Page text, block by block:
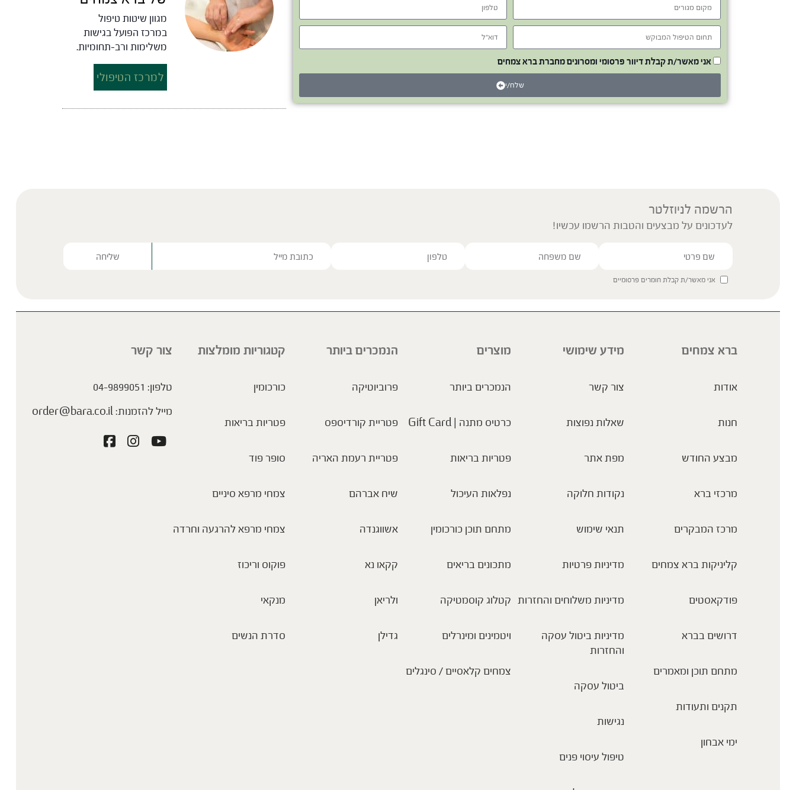
אני מאשר/ת קבלת דיוור פרסומי ומסרונים מחברת ברא צמחים
שלח/י
מגוון שיטות טיפול
במרכז הפועל בגישות
משלימות ורב-תחומיות.
למרכז הטיפולי
הרשמה לניוזלטר
לעדכונים על מבצעים והטבות הרשמו עכשיו!
אני מאשר/ת קבלת חומרים פרסומיים
ברא צמחים
אודות
חנות
מבצע החודש
מרכזי ברא
מרכז המבקרים
קליניקות ברא צמחים
פודקאסטים
דרושים בברא
מתחם תוכן ומאמרים
תקנים ותעודות
ימי אבחון
מידע שימושי
צור קשר
שאלות נפוצות
מפת אתר
נקודות חלוקה
תנאי שימוש
מדיניות פרטיות
מדיניות משלוחים והחזרות
מדיניות ביטול עסקה
והחזרות
ביטול עסקה
נגישות
טיפול עיסוי פנים
מוצרים
הנמכרים ביותר
כרטיס מתנה | Gift Card
פטריות בריאות
נפלאות העיכול
מתחם תוכן כורכומין
מתכונים בריאים
קטלוג קוסמטיקה
ויטמינים ומינרלים
צמחים קלאסיים / סינגלים
הנמכרים ביותר
פרוביוטיקה
פטריית קורדיספס
פטריית רעמת האריה
שיח אברהם
אשווגנדה
קקאו נא
ולריאן
גדילן
קטגוריות מומלצות
כורכומין
פטריות בריאות
סופר פוד
צמחי מרפא סיניים
צמחי מרפא להרגעה וחרדה
פוקוס וריכוז
מנקאי
סדרת הנשים
צור קשר
טלפון: 04-9899051
מייל להזמנות:order@bara.co.il